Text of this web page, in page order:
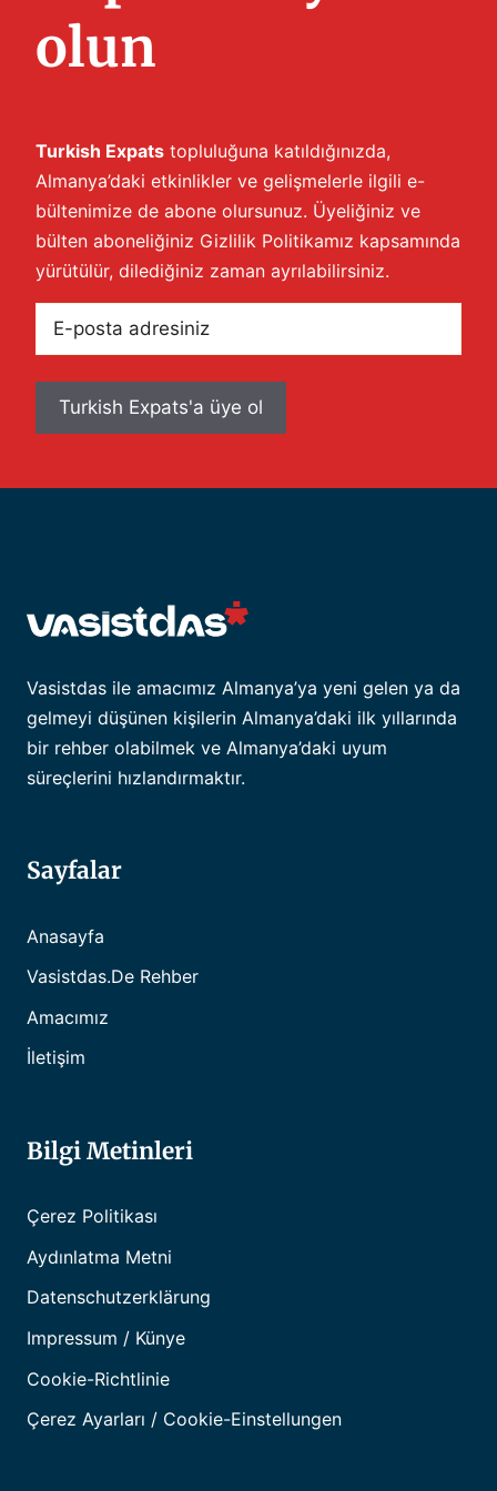
olun
Turkish Expats topluluğuna katıldığınızda,
Almanya’daki etkinlikler ve gelişmelerle ilgili e-
bültenimize de abone olursunuz. Üyeliğiniz ve
bülten aboneliğiniz Gizlilik Politikamız kapsamında
yürütülür, dilediğiniz zaman ayrılabilirsiniz.
posta
Vasistdas ile amacımız Almanya’ya yeni gelen ya da
gelmeyi düşünen kişilerin Almanya’daki ilk yıllarında
bir rehber olabilmek ve Almanya’daki uyum
süreçlerini hızlandırmaktır.
Sayfalar
Anasayfa
Vasistdas.de Rehber
Amacımız
İletişim
Bilgi Metinleri
Çerez Politikası
Aydınlatma Metni
Datenschutzerklärung
Impressum / Künye
Cookie-Richtlinie
Çerez Ayarları / Cookie-Einstellungen